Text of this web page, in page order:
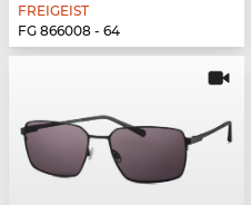
FREIGEIST
FG 866008 - 64